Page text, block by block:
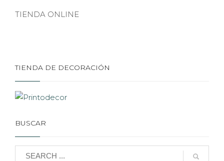
TIENDA ONLINE
TIENDA DE DECORACIÓN
BUSCAR